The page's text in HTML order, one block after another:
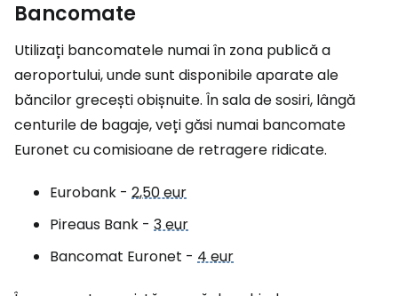
Bancomate
Utilizați bancomatele numai în zona publică a
aeroportului, unde sunt disponibile aparate ale
băncilor grecești obișnuite. În sala de sosiri, lângă
centurile de bagaje, veți găsi numai bancomate
Euronet cu comisioane de retragere ridicate.
Eurobank - 2,50 eur
Pireaus Bank - 3 eur
Bancomat Euronet - 4 eur